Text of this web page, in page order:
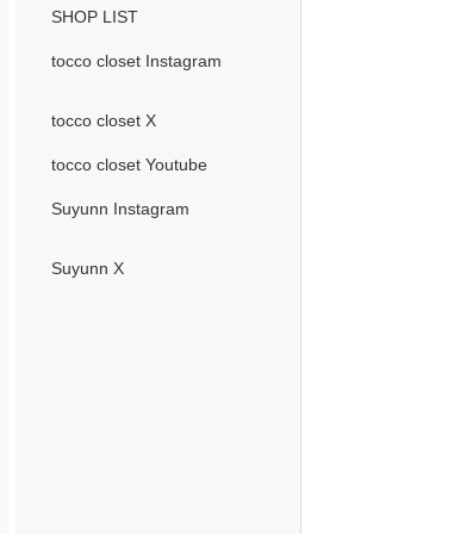
SHOP LIST
tocco closet Instagram
tocco closet X
tocco closet Youtube
Suyunn Instagram
Suyunn X